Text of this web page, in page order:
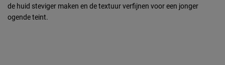
de huid steviger maken en de textuur verfijnen voor een jonger
ogende teint.